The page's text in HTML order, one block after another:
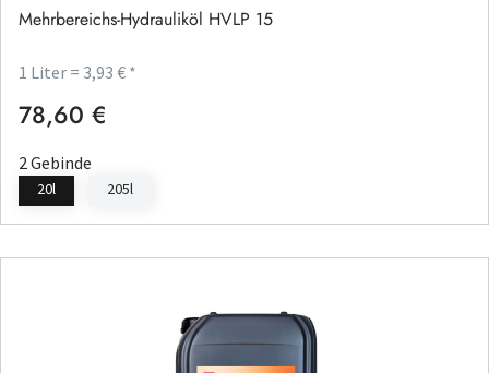
Mehrbereichs-Hydrauliköl HVLP 15
1 Liter = 3,93 € *
Regulärer Preis:
78,60 €
2 Gebinde
20l 205l